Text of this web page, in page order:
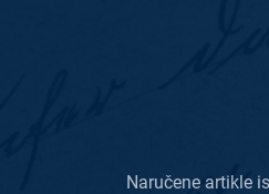
Naručene artikle